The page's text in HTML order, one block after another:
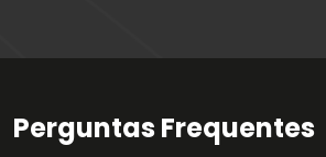
Perguntas Frequentes